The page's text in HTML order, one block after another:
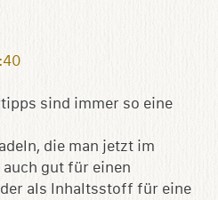
sind immer so eine
die man jetzt im
gut für einen
als Inhaltsstoff für eine